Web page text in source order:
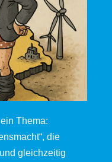
Thema:
die
gleichzeitig